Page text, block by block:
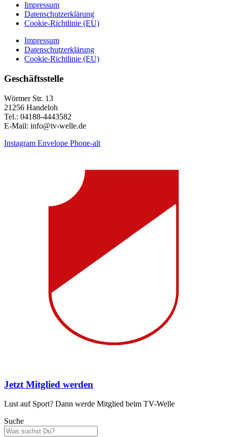
Impressum
Datenschutzerklärung
Cookie-Richtlinie (EU)
Impressum
Datenschutzerklärung
Cookie-Richtlinie (EU)
Geschäftsstelle
Wörmer Str. 13
21256 Handeloh
Tel.: 04188-4443582
E-Mail: info@tv-welle.de
Instagram Envelope Phone-alt
Jetzt Mitglied werden
Lust auf Sport? Dann werde Mitglied beim TV-Welle
Suche